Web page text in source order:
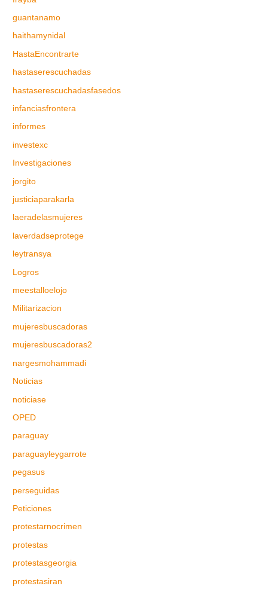
guantanamo
haithamynidal
HastaEncontrarte
hastaserescuchadas
hastaserescuchadasfasedos
infanciasfrontera
informes
investexc
Investigaciones
jorgito
justiciaparakarla
laeradelasmujeres
laverdadseprotege
leytransya
Logros
meestalloelojo
Militarizacion
mujeresbuscadoras
mujeresbuscadoras2
nargesmohammadi
Noticias
noticiase
OPED
paraguay
paraguayleygarrote
pegasus
perseguidas
Peticiones
protestarnocrimen
protestas
protestasgeorgia
protestasiran